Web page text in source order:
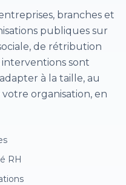
branches et
publiques sur
de rétribution
sont
à la taille, au
organisation, en
RH